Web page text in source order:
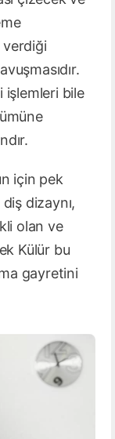
verdiği
işlemleri bile
için pek
dizaynı,
olan ve
Külür bu
gayretini